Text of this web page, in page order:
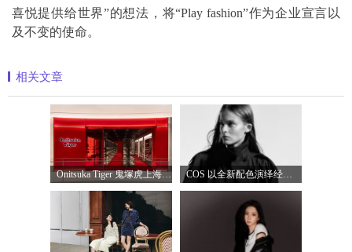
喜悦提供给世界”的想法，将“Play fashion”作为企业宣言以
及不变的使命。
相关文章
Onitsuka Tiger 鬼塚虎上海环贸 iapm 概念店盛 COS 以全新配色演绎经典漏斗领风衣